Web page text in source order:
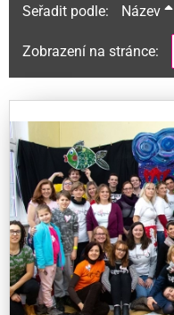
Seřadit podle: Název
Zobrazení na stránce: